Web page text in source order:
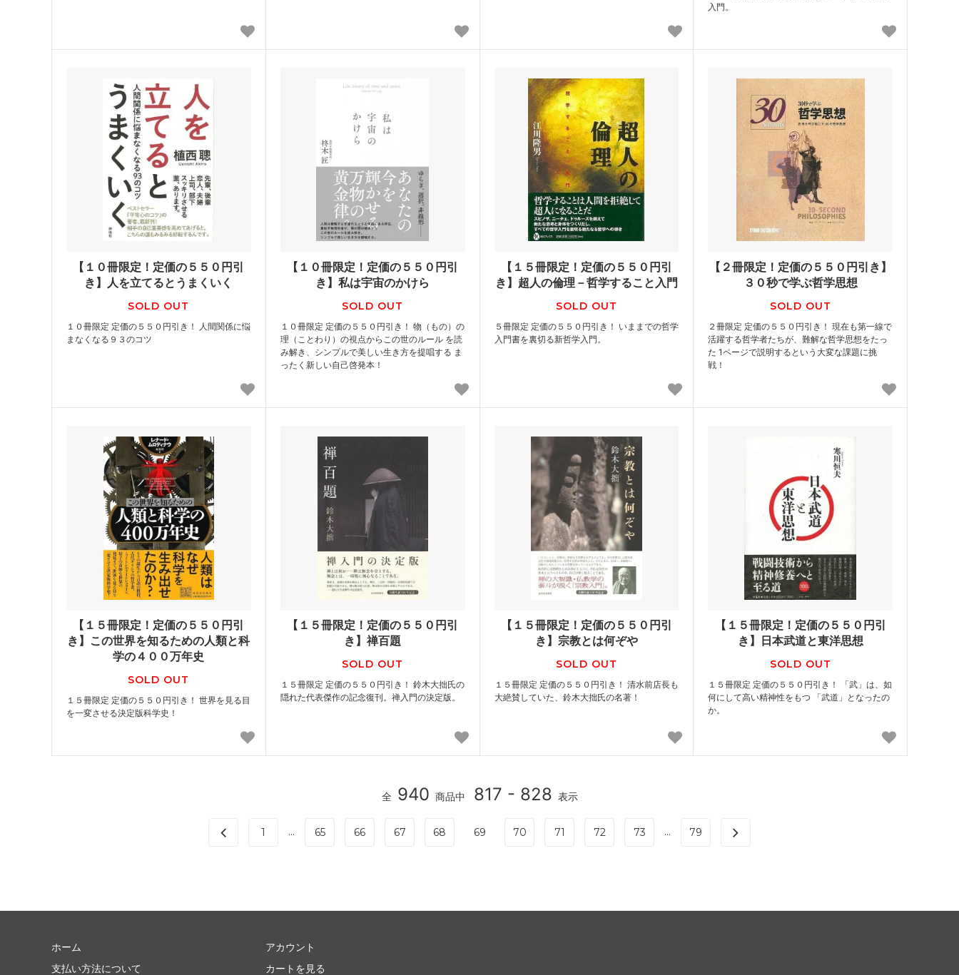
入門。
【１０冊限定！定価の５５０円引
き】人を立てるとうまくいく
SOLD OUT
１０冊限定 定価の５５０円引き！ 人間関係に悩
まなくなる９３のコツ
【１０冊限定！定価の５５０円引
き】私は宇宙のかけら
SOLD OUT
１０冊限定 定価の５５０円引き！ 物（もの）の
理（ことわり）の視点からこの世のルール を読
み解き、シンプルで美しい生き方を提唱する ま
ったく新しい自己啓発本！
【１５冊限定！定価の５５０円引
き】超人の倫理－哲学すること入門
SOLD OUT
５冊限定 定価の５５０円引き！ いままでの哲学
入門書を裏切る新哲学入門。
【２冊限定！定価の５５０円引き】
３０秒で学ぶ哲学思想
SOLD OUT
２冊限定 定価の５５０円引き！ 現在も第一線で
活躍する哲学者たちが、難解な哲学思想をたっ
た 1ページで説明するという大変な課題に挑
戦！
【１５冊限定！定価の５５０円引
き】この世界を知るための人類と科
学の４００万年史
SOLD OUT
１５冊限定 定価の５５０円引き！ 世界を見る目
を一変させる決定版科学史！
【１５冊限定！定価の５５０円引
き】禅百題
SOLD OUT
１５冊限定 定価の５５０円引き！ 鈴木大拙氏の
隠れた代表傑作の記念復刊。禅入門の決定版。
【１５冊限定！定価の５５０円引
き】宗教とは何ぞや
SOLD OUT
１５冊限定 定価の５５０円引き！ 清水前店長も
大絶賛していた、鈴木大拙氏の名著！
【１５冊限定！定価の５５０円引
き】日本武道と東洋思想
SOLD OUT
１５冊限定 定価の５５０円引き！ 「武」は、如
何にして高い精神性をもつ 「武道」となったの
か。
全 940 商品中 817 - 828 表示
1 ... 65 66 67 68 69 70 71 72 73 ... 79
ホーム
支払い方法について
アカウント
カートを見る